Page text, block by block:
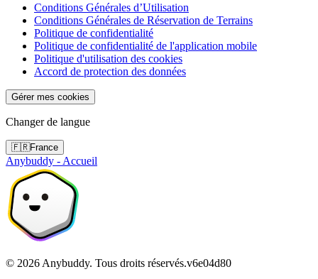
Conditions Générales d’Utilisation
Conditions Générales de Réservation de Terrains
Politique de confidentialité
Politique de confidentialité de l'application mobile
Politique d'utilisation des cookies
Accord de protection des données
Gérer mes cookies
Changer de langue
🇫🇷France
Anybuddy - Accueil
© 2026 Anybuddy. Tous droits réservés.v6e04d80